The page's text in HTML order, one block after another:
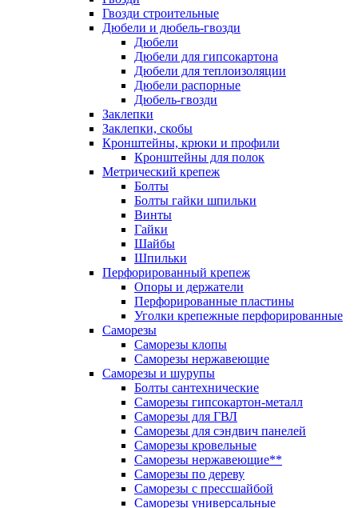
Гвозди строительные
Дюбели и дюбель-гвозди
Дюбели
Дюбели для гипсокартона
Дюбели для теплоизоляции
Дюбели распорные
Дюбель-гвозди
Заклепки
Заклепки, скобы
Кронштейны, крюки и профили
Кронштейны для полок
Метрический крепеж
Болты
Болты гайки шпильки
Винты
Гайки
Шайбы
Шпильки
Перфорированный крепеж
Опоры и держатели
Перфорированные пластины
Уголки крепежные перфорированные
Саморезы
Саморезы клопы
Саморезы нержавеющие
Саморезы и шурупы
Болты сантехнические
Саморезы гипсокартон-металл
Саморезы для ГВЛ
Саморезы для сэндвич панелей
Саморезы кровельные
Саморезы нержавеющие**
Саморезы по дереву
Саморезы с прессшайбой
Саморезы универсальные